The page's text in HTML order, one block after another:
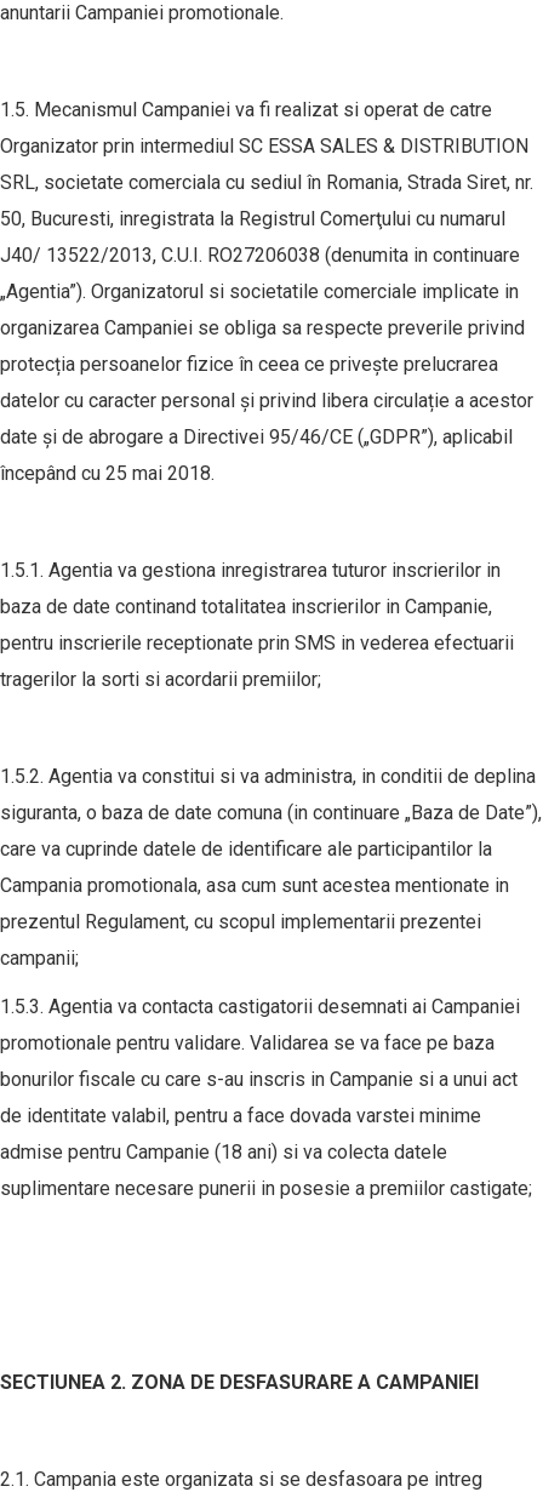
anuntarii Campaniei promotionale.
1.5. Mecanismul Campaniei va fi realizat si operat de catre
Organizator prin intermediul SC ESSA SALES & DISTRIBUTION
SRL, societate comerciala cu sediul în Romania, Strada Siret, nr.
50, Bucuresti, inregistrata la Registrul Comerţului cu numarul
J40/ 13522/2013, C.U.I. RO27206038 (denumita in continuare
„Agentia”). Organizatorul si societatile comerciale implicate in
organizarea Campaniei se obliga sa respecte preverile privind
protecția persoanelor fizice în ceea ce privește prelucrarea
datelor cu caracter personal și privind libera circulație a acestor
date și de abrogare a Directivei 95/46/CE („GDPR”), aplicabil
începând cu 25 mai 2018.
1.5.1. Agentia va gestiona inregistrarea tuturor inscrierilor in
baza de date continand totalitatea inscrierilor in Campanie,
pentru inscrierile receptionate prin SMS in vederea efectuarii
tragerilor la sorti si acordarii premiilor;
1.5.2. Agentia va constitui si va administra, in conditii de deplina
siguranta, o baza de date comuna (in continuare „Baza de Date”),
care va cuprinde datele de identificare ale participantilor la
Campania promotionala, asa cum sunt acestea mentionate in
prezentul Regulament, cu scopul implementarii prezentei
campanii;
1.5.3. Agentia va contacta castigatorii desemnati ai Campaniei
promotionale pentru validare. Validarea se va face pe baza
bonurilor fiscale cu care s-au inscris in Campanie si a unui act
de identitate valabil, pentru a face dovada varstei minime
admise pentru Campanie (18 ani) si va colecta datele
suplimentare necesare punerii in posesie a premiilor castigate;
SECTIUNEA 2. ZONA DE DESFASURARE A CAMPANIEI
2.1. Campania este organizata si se desfasoara pe intreg